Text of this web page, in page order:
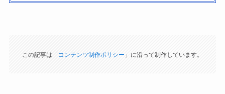
この記事は「 コンテンツ制作ポリシー 」に沿って制作しています。